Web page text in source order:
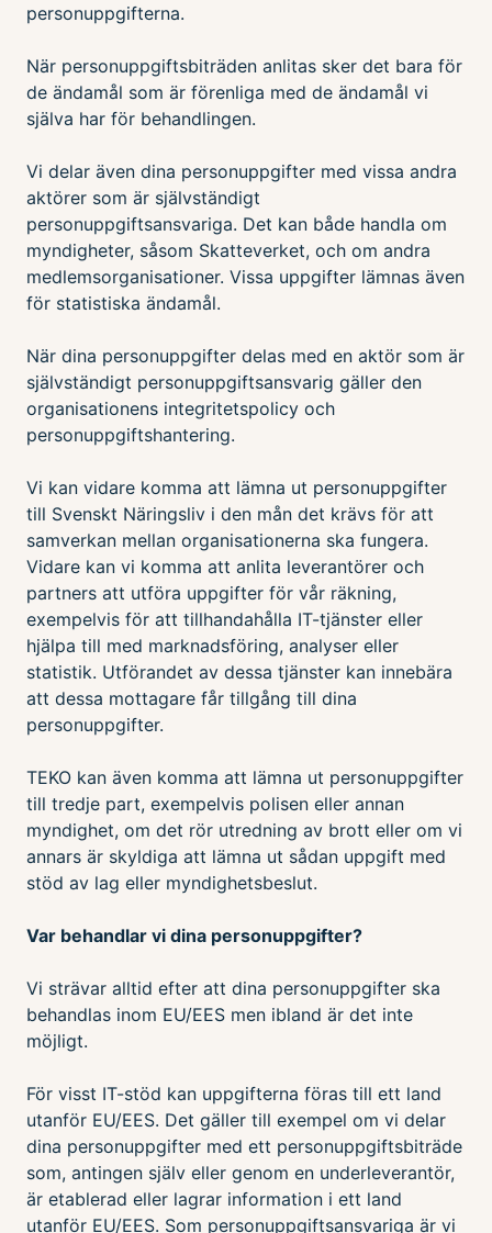
personuppgifterna.
När personuppgiftsbiträden anlitas sker det bara för
de ändamål som är förenliga med de ändamål vi
själva har för behandlingen.
Vi delar även dina personuppgifter med vissa andra
aktörer som är självständigt
personuppgiftsansvariga. Det kan både handla om
myndigheter, såsom Skatteverket, och om andra
medlemsorganisationer. Vissa uppgifter lämnas även
för statistiska ändamål.
När dina personuppgifter delas med en aktör som är
självständigt personuppgiftsansvarig gäller den
organisationens integritetspolicy och
personuppgiftshantering.
Vi kan vidare komma att lämna ut personuppgifter
till Svenskt Näringsliv i den mån det krävs för att
samverkan mellan organisationerna ska fungera.
Vidare kan vi komma att anlita leverantörer och
partners att utföra uppgifter för vår räkning,
exempelvis för att tillhandahålla IT-tjänster eller
hjälpa till med marknadsföring, analyser eller
statistik. Utförandet av dessa tjänster kan innebära
att dessa mottagare får tillgång till dina
personuppgifter.
TEKO kan även komma att lämna ut personuppgifter
till tredje part, exempelvis polisen eller annan
myndighet, om det rör utredning av brott eller om vi
annars är skyldiga att lämna ut sådan uppgift med
stöd av lag eller myndighetsbeslut.
Var behandlar vi dina personuppgifter?
Vi strävar alltid efter att dina personuppgifter ska
behandlas inom EU/EES men ibland är det inte
möjligt.
För visst IT-stöd kan uppgifterna föras till ett land
utanför EU/EES. Det gäller till exempel om vi delar
dina personuppgifter med ett personuppgiftsbiträde
som, antingen själv eller genom en underleverantör,
är etablerad eller lagrar information i ett land
utanför EU/EES. Som personuppgiftsansvariga är vi